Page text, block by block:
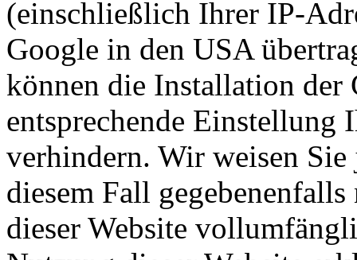
(einschließlich Ihrer IP-
Google in den USA
können die Installation der
entsprechende Einstellung
verhindern. Wir weisen
diesem Fall
dieser Website